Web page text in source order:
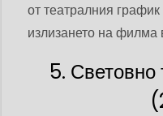
от театралния
излизането на филма
5. Световно